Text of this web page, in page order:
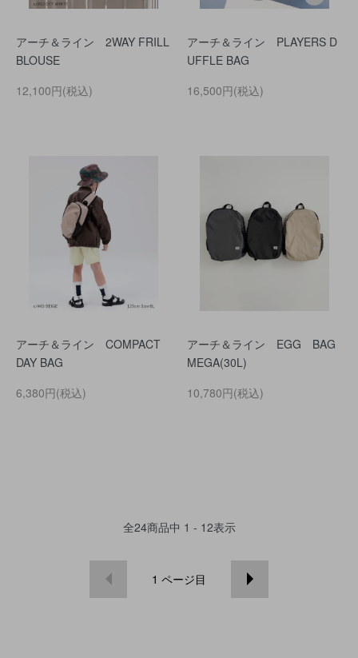
アーチ＆ライン 2WAY FRILL
BLOUSE
12,100円(税込)
アーチ＆ライン PLAYERS D
UFFLE BAG
16,500円(税込)
アーチ＆ライン COMPACT
DAY BAG
6,380円(税込)
アーチ＆ライン EGG BAG
MEGA(30L)
10,780円(税込)
全24商品中 1 - 12表示
1 ページ目